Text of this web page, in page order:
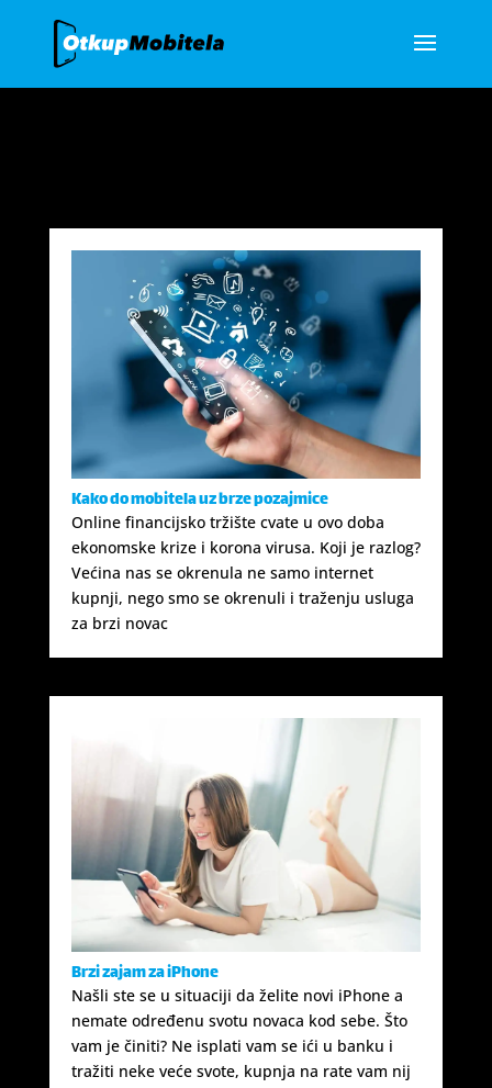
Kako do mobitela uz brze pozajmice
Online financijsko tržište cvate u ovo doba
ekonomske krize i korona virusa. Koji je razlog?
Većina nas se okrenula ne samo internet
kupnji, nego smo se okrenuli i traženju usluga
za brzi novac
Brzi zajam za iPhone
Našli ste se u situaciji da želite novi iPhone a
nemate određenu svotu novaca kod sebe. Što
vam je činiti? Ne isplati vam se ići u banku i
tražiti neke veće svote, kupnja na rate vam nij